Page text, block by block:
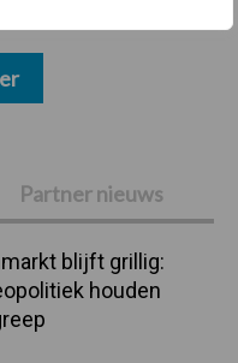
Partner nieuws
blijft grillig:
houden